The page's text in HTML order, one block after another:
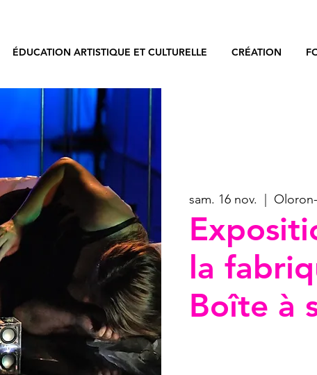
ÉDUCATION ARTISTIQUE ET CULTURELLE CRÉATION
sam. 16 nov.
la
Boîte à